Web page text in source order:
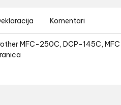
Komentari
MFC-250C, DCP-145C,